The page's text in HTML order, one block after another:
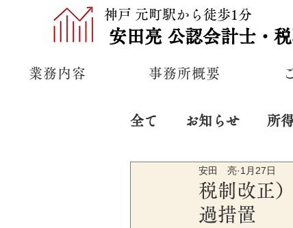
神戸 元町駅から徒歩1分
安田亮 公認会計士・
業務内容 事務所概要
全て お知らせ 所
プライベート 経営
税制改正
過措置
安田 亮 1月27日